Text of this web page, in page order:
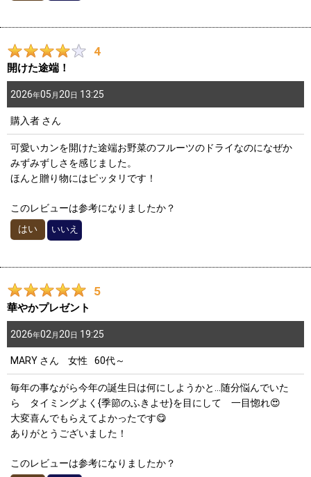
4
開けた途端！
2026年05 月 20 日 13:25
購入者 さん
可愛いカンを開けた途端お野菜のフルーツのドライなのになぜか
みずみずしさを感じました。
ほんと贈り物にはピッタリです！
このレビューは参考になりましたか？
はい
いいえ
5
華やかプレゼント
2026年02 月 20日 19:25
MARY さん 女性 60代～
毎年の事ながら今年の誕生日は何にしようかと…随分悩んでいた
ら タイミングよく{季節のふきよせ}を目にして 一目惚れ😍
大変喜んでもらえてよかったです😋
ありがとうございました！
このレビューは参考になりましたか？